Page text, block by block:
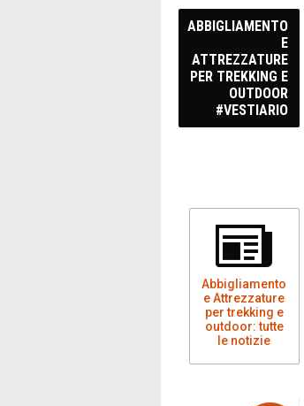
ABBIGLIAMENTO
E
ATTREZZATURE
PER TREKKING E
OUTDOOR
#VESTIARIO
Abbigliamento
e Attrezzature
per trekking e
outdoor: tutte
le notizie